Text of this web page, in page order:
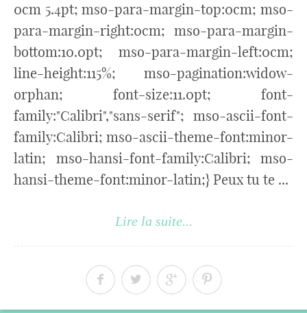
0cm 5.4pt; mso-para-margin-top:0cm; mso-
para-margin-right:0cm; mso-para-margin-
bottom:10.0pt; mso-para-margin-left:0cm;
line-height:115%; mso-pagination:widow-
orphan; font-size:11.0pt; font-
family:"Calibri","sans-serif"; mso-ascii-font-
family:Calibri; mso-ascii-theme-font:minor-
latin; mso-hansi-font-family:Calibri; mso-
hansi-theme-font:minor-latin;} Peux tu te ...
Lire la suite...